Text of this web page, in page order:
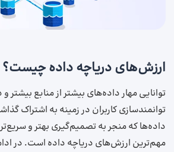
ارزش‌های دریاچه داده چیست؟
توانایی مهار داده‌های بیشتر از منابع بیشتر و
توانمندسازی کاربران در زمینه به اشتراک
داده‌ها که منجر به تصمیم‌گیری بهتر و
مهم‌ترین ارزش‌های دریاچه داده است. در